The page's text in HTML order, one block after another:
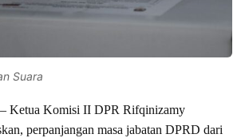
Suara
– Ketua Komisi II DPR Rifqinizamy
perpanjangan masa jabatan DPRD dari